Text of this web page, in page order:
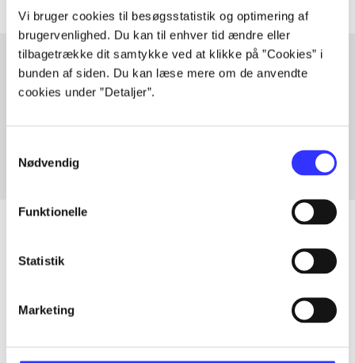
Vi bruger cookies til besøgsstatistik og optimering af
brugervenlighed. Du kan til enhver tid ændre eller
tilbagetrække dit samtykke ved at klikke på ”Cookies” i
bunden af siden. Du kan læse mere om de anvendte
cookies under ”Detaljer”.
Nødvendig
Funktionelle
Statistik
Marketing
Artikler med samme emner